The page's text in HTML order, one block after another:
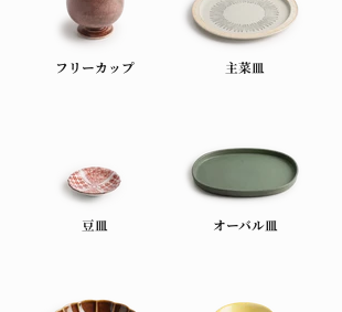
フリーカップ 主菜皿
豆皿 オーバル皿